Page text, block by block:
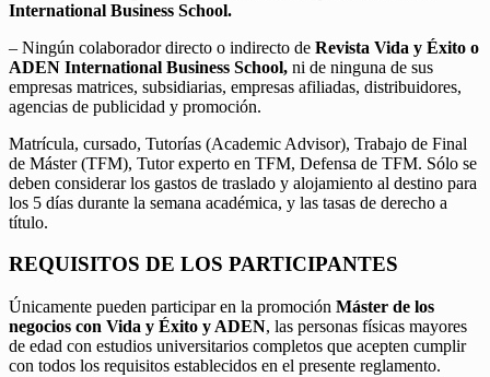
International Business School.
– Ningún colaborador directo o indirecto de Revista Vida y Éxito o
ADEN International Business School, ni de ninguna de sus
empresas matrices, subsidiarias, empresas afiliadas, distribuidores,
agencias de publicidad y promoción.
Matrícula, cursado, Tutorías (Academic Advisor), Trabajo de Final
de Máster (TFM), Tutor experto en TFM, Defensa de TFM. Sólo se
deben considerar los gastos de traslado y alojamiento al destino para
los 5 días durante la semana académica, y las tasas de derecho a
título.
REQUISITOS DE LOS PARTICIPANTES
Únicamente pueden participar en la promoción Máster de los
negocios con Vida y Éxito y ADEN, las personas físicas mayores
de edad con estudios universitarios completos que acepten cumplir
con todos los requisitos establecidos en el presente reglamento.